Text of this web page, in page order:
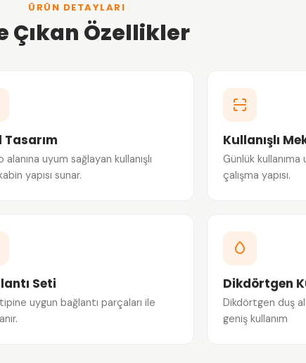
ÜRÜN DETAYLARI
Çıkan Özellikler
Tasarım
alanına uyum sağlayan kullanışlı
yapısı sunar.
Kullanışlı
Günlük
çalışma yapısı.
Seti
uygun bağlantı parçaları ile
Dikdörtgen
Dikdörtgen duş
geniş kullanım